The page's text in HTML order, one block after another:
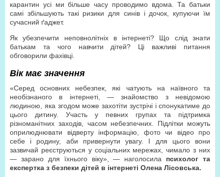
карантин усі ми більше часу проводимо вдома. Та батьки
самі збільшують такі ризики для синів і дочок, купуючи їм
сучасний ґаджет.
Як убезпечити неповнолітніх в інтернеті? Що слід знати
батькам та чого навчити дітей? Ці важливі питання
обговорили фахівці.
Вік має значення
«Серед основних небезпек, які чатують на наївного та
необізнаного в інтернеті, — знайомство з невідомою
людиною, яка згодом може захотіти зустрічі і спонукатиме до
цього дитину. Участь у певних групах та підтримка
різноманітних заходів, часом небезпечних. Підлітки можуть
оприлюднювати відверту інформацію, фото чи відео про
себе і родину, аби привернути увагу. І для цього вони
зазвичай реєструються у соціальних мережах, чимало з них
— зарано для їхнього віку», — наголосила психолог та
експертка з безпеки дітей в інтернеті Олена Лісовська.